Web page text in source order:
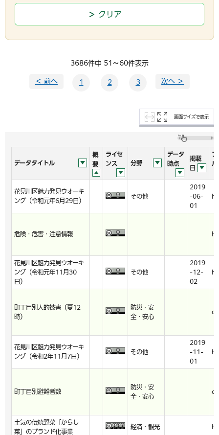
3686件中 51～60件表示
＜ 前へ 1 2 3 次へ ＞
画面サイズで表示
データタイトル
概
要
ライセ
ンス
分野
データ
時点
掲載
日
フ
ル
花見川区魅力発見ウオーキ
ング（令和元年6月29日）
その他
2019
-06-
01
危険・危害・注意情報
花見川区魅力発見ウオーキ
ング（令和元年11月30
日）
その他
2019
-12-
02
町丁目別人的被害（夏12
時）
防災・安
全・安心
花見川区魅力発見ウオーキ
ング（令和2年11月7日）
その他
2019
-11-
01
町丁目別避難者数
防災・安
全・安心
土気の伝統野菜「からし
菜」のブランド化事業
経済・観光